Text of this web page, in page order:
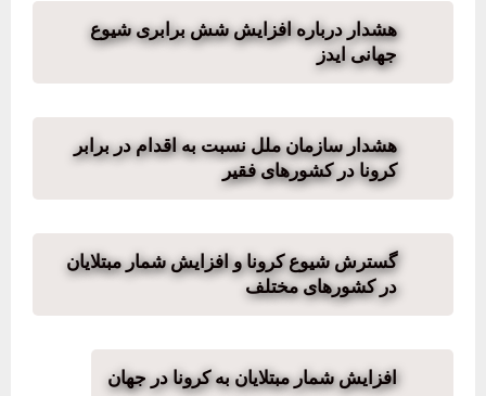
هشدار درباره افزایش شش برابری شیوع
جهانی ایدز
هشدار سازمان ملل نسبت به اقدام در برابر
کرونا در کشورهای فقیر
گسترش شیوع کرونا و افزایش شمار مبتلایان
در کشورهای مختلف
افزایش شمار مبتلایان به کرونا در جهان